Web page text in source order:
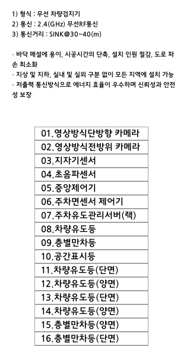
1) 형식 : 무선 차량검지기
2) 통신 : 2.4(GHz) 무선RF통신
3) 통신거리 : SINK@30~40(m)
· 바닥 매설에 용이, 시공시간의 단축, 설치 인원 절감, 도로 파
손 최소화
· 지상 및 지하, 실내 및 실외 구분 없이 모든 지역에 설치 가능
· 저출력 통신방식으로 에너지 효율이 우수하며 신뢰성과 안전
성 보장
01.영상방식단방향 카메라
02.영상방식전방위 카메라
03.지자기센서
04.초음파센서
05.중앙제어기
06.주차면센서 제어기
07.주차유도관리서버(랙)
08.차량유도등
09.층별만차등
10.공간표시등
11.차량유도등(단면)
12.차량유도등(양면)
13.차량유도등(단면)
14.차량유도등(양면)
15.층별만차등(양면)
16.층별만차등(단면)